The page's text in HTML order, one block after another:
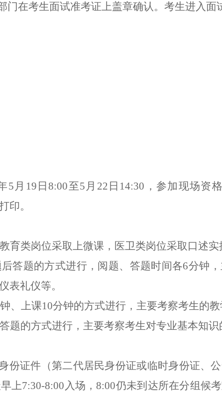
门在考生面试准考证上盖章确认。考生进入面
5 月 19 日8:00至5 月 22 日14:30，参加现场资
印。
育类岗位采取上微课，医卫类岗位采取口述实
后答题的方式进行，阅题、答题时间各6分钟
表礼仪等。
、上课10分钟的方式进行，主要考察考生的教
题的方式进行，主要考察考生对专业基本知识
份证件（第二代居民身份证或临时身份证、
上7:30-8:00 入场，8:00仍未到达所在分组候